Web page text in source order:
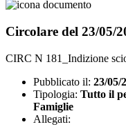
Circolare del 23/05/
CIRC N 181_Indizione
Pubblicato il: 23/05/
Tipologia: Tutto il
Famiglie
Allegati: